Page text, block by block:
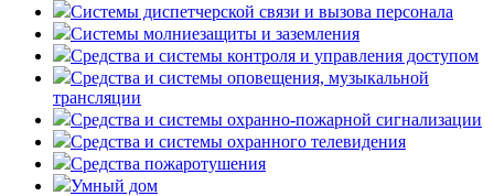
Системы диспетчерской связи и вызова персонала
Системы молниезащиты и заземления
Средства и системы контроля и управления доступом
Средства и системы оповещения, музыкальной
трансляции
Средства и системы охранно-пожарной сигнализации
Средства и системы охранного телевидения
Средства пожаротушения
Умный дом